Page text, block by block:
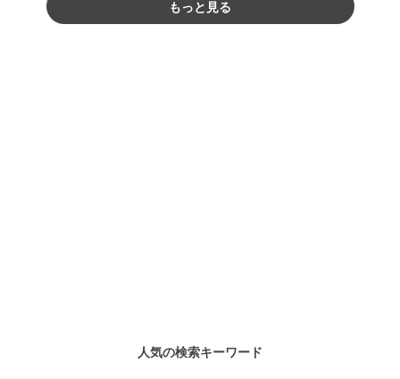
もっと見る
人気の検索キーワード